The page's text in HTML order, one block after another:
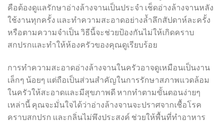
คือต้องดูแลรักษาอ่างล้างจานเป็นประจำ เช็ดอ่างล้างจานหลัง
ใช้งานทุกครั้ง และทำความสะอาดอย่างล้ำลึกสัปดาห์ละครั้ง
หรือตามความจำเป็น วิธีนี้จะช่วยป้องกันไม่ให้เกิดคราบ
สกปรกและทำให้ห้องครัวของคุณดูเรียบร้อย
การทำความสะอาดอ่างล้างจานในครัวอาจดูเหมือนเป็นงาน
เล็กๆ น้อยๆ แต่ถือเป็นส่วนสำคัญในการรักษาสภาพแวดล้อม
ในครัวให้สะอาดและมีสุขภาพดี หากทำตามขั้นตอนง่ายๆ
เหล่านี้ คุณจะมั่นใจได้ว่าอ่างล้างจานจะปราศจากเชื้อโรค
คราบสกปรก และกลิ่นไม่พึงประสงค์ ช่วยให้พื้นที่ทำอาหาร